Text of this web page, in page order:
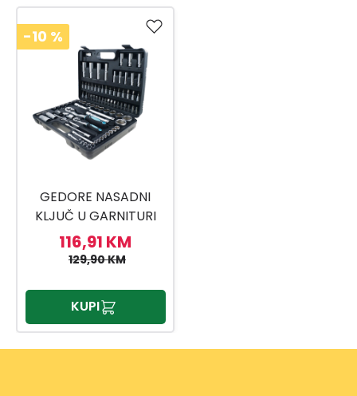
-10 %
GEDORE NASADNI
KLJUČ U GARNITURI
94-DIJ 1/4 1/2
116,91 KM
129,90 KM
KUPI